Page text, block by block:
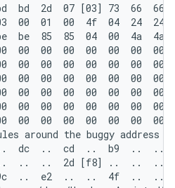
bd  2d  07 [03] 73  66  66
00  01  00  4f  04  24  24
be  85  85  04  00  4a  4a
00  00  00  00  00  00  00
00  00  00  00  00  00  00
00  00  00  00  00  00  00
00  00  00  00  00  00  00
00  00  00  00  00  00  00
00  00  00  00  00  00  00
around the buggy address
dc  ..  cd  ..  b9  ..  ..
..  ..  2d [f8] ..  ..  ..
..  e2  ..  ..  4f  ..  ..